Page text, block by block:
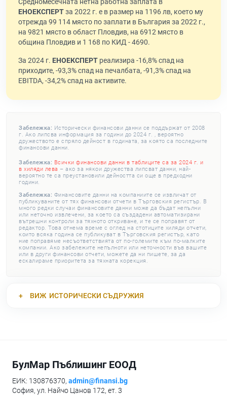
Средномесечната нетна работна заплата в
ЕНОЕКСПЕРТза 2022 г. е в размер на 1196 лв, което му
отрежда 99 114 място по заплати в България за 2022 г.,
на 9821 място в област Пловдив, на 6912 място в
община Пловдив и 1 168 по КИД - 4690.
За 2024 г. ЕНОЕКСПЕРТ реализира -16,8% спад на
приходите, -93,3% спад на печалбата, -91,3% спад на
EBITDA, -34,2% спад на активите.
Забележка: Исторически финансови данни се поддържат от 2008
г. Ако липсва информация за години до 2024 г. , вероятно
дружеството е спряло дейност в годината, за която са последните
финансови данни.
Забележка: Всички финансови данни в таблиците са за 2024 г. и
в хиляди лева – ако за някои дружества липсват данни, най-
вероятно те са преустановили дейността си още в предходни
години.
Забележка: Финансовите данни на компаниите се извличат от
публикуваните от тях финансови отчети в Търговския регистър. В
много редки случаи финансовите данни може да бъдат непълни
или неточно извлечени, за което са създадени автоматизирани
вътрешни контроли за тяхното откриване, и те се поправят от
редактор. Това отнема време с оглед на стотиците хиляди отчети,
които всяка година се публикуват в Търговския регистър, като
ние поправяме несъответствията от по-големите към по-малките
компании. Ако забележите непълноти или неточности във вашите
или в други финансови отчети, можете да ни пишете, за да
ескалираме приоритета за тяхната корекция.
ВИЖ ИСТОРИЧЕСКИ СЪДРУЖИЯ
БулМар Пъблишинг ЕООД
ЕИК: 130876370, admin@finansi.bg
София, ул. Найчо Цанов 172, ет. 3